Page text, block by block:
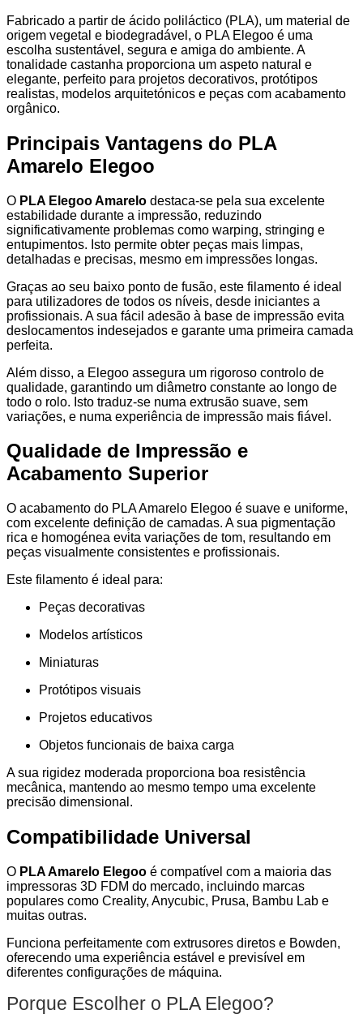
Fabricado a partir de ácido poliláctico (PLA), um material de
origem vegetal e biodegradável, o PLA Elegoo é uma
escolha sustentável, segura e amiga do ambiente. A
tonalidade castanha proporciona um aspeto natural e
elegante, perfeito para projetos decorativos, protótipos
realistas, modelos arquitetónicos e peças com acabamento
orgânico.
Principais Vantagens do PLA
Amarelo Elegoo
O PLA Elegoo Amarelo destaca-se pela sua excelente
estabilidade durante a impressão, reduzindo
significativamente problemas como warping, stringing e
entupimentos. Isto permite obter peças mais limpas,
detalhadas e precisas, mesmo em impressões longas.
Graças ao seu baixo ponto de fusão, este filamento é ideal
para utilizadores de todos os níveis, desde iniciantes a
profissionais. A sua fácil adesão à base de impressão evita
deslocamentos indesejados e garante uma primeira camada
perfeita.
Além disso, a Elegoo assegura um rigoroso controlo de
qualidade, garantindo um diâmetro constante ao longo de
todo o rolo. Isto traduz-se numa extrusão suave, sem
variações, e numa experiência de impressão mais fiável.
Qualidade de Impressão e
Acabamento Superior
O acabamento do PLA Amarelo Elegoo é suave e uniforme,
com excelente definição de camadas. A sua pigmentação
rica e homogénea evita variações de tom, resultando em
peças visualmente consistentes e profissionais.
Este filamento é ideal para:
Peças decorativas
Modelos artísticos
Miniaturas
Protótipos visuais
Projetos educativos
Objetos funcionais de baixa carga
A sua rigidez moderada proporciona boa resistência
mecânica, mantendo ao mesmo tempo uma excelente
precisão dimensional.
Compatibilidade Universal
O PLA Amarelo Elegoo é compatível com a maioria das
impressoras 3D FDM do mercado, incluindo marcas
populares como Creality, Anycubic, Prusa, Bambu Lab e
muitas outras.
Funciona perfeitamente com extrusores diretos e Bowden,
oferecendo uma experiência estável e previsível em
diferentes configurações de máquina.
Porque Escolher o PLA Elegoo?